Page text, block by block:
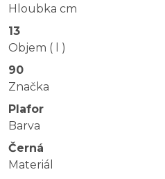
Hloubka cm
13
Objem ( l )
90
Značka
Plafor
Barva
Černá
Materiál